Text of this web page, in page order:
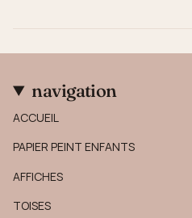
navigation
ACCUEIL
PAPIER PEINT ENFANTS
AFFICHES
TOISES